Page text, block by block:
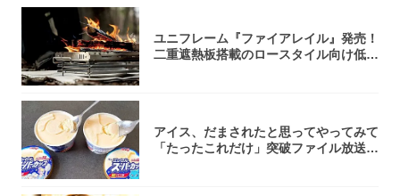
ユニフレーム『ファイアレイル』発売！
二重遮熱板搭載のロースタイル向け低型
アイス、だまされたと思ってやってみて
「たったこれだけ」突破ファイル放送で